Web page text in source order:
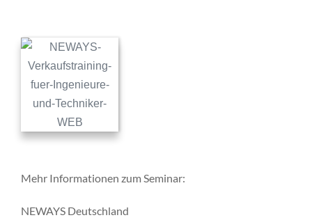
Mehr Informationen zum Seminar:
NEWAYS Deutschland